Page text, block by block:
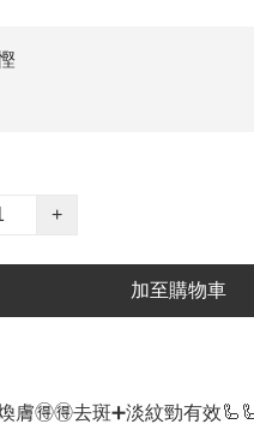
+
加至購物車
膚🉐🉐去斑➕淡紋勁有效